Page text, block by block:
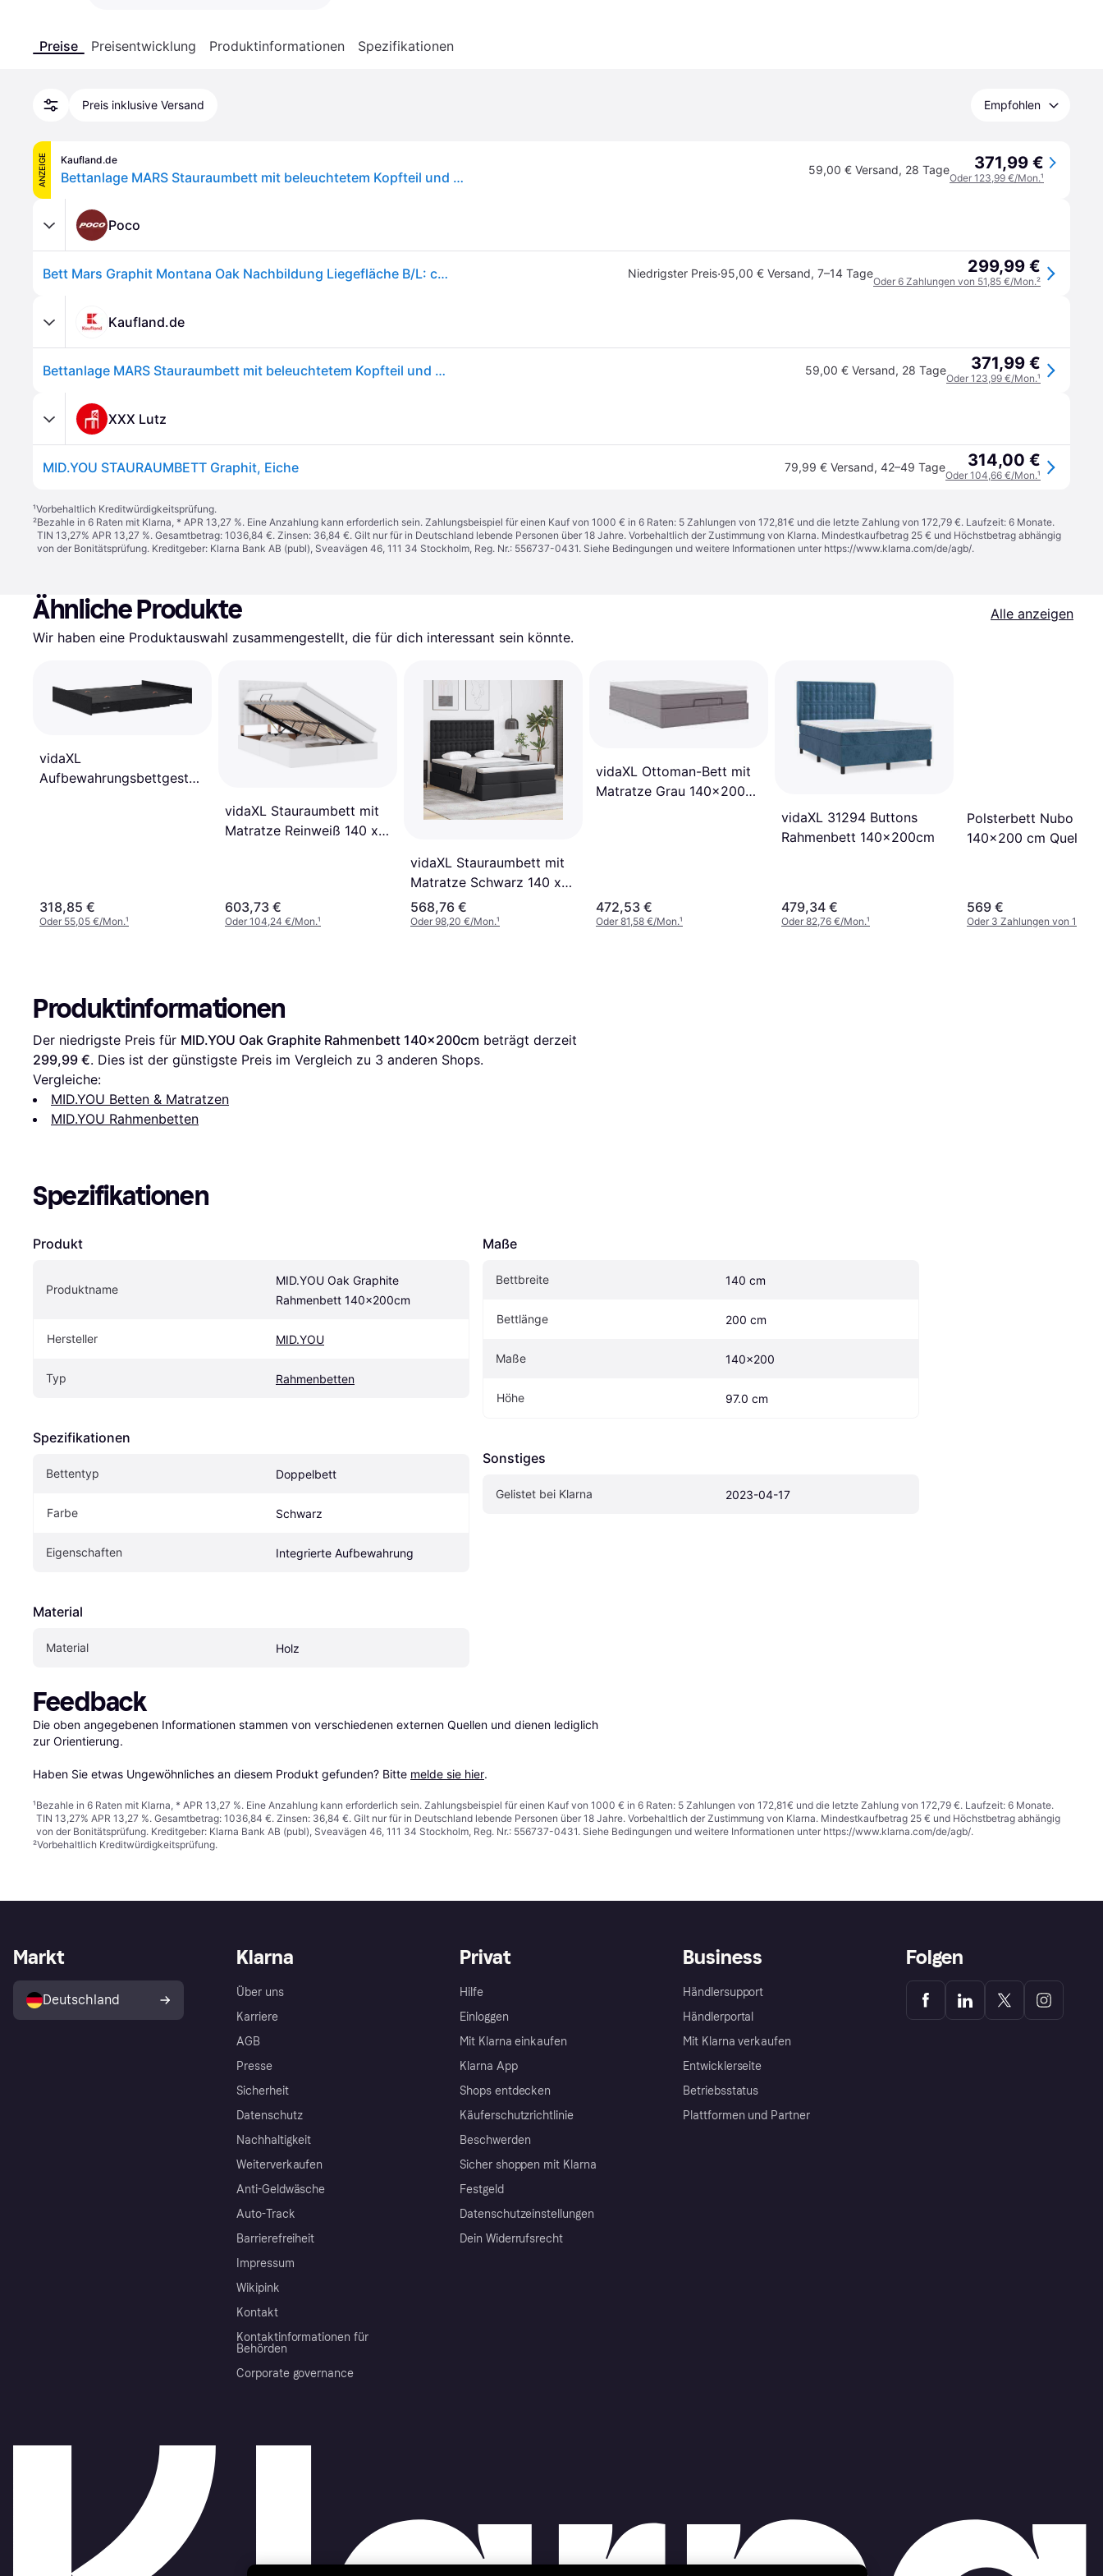
Preise Preisentwicklung Produktinformationen Spezifikationen
Preis inklusive Versand Empfohlen
ANZEIGE Kaufland.de
Bettanlage MARS Stauraumbett mit beleuchtetem Kopfteil und 2 Bettschubkästen, Holznachbildung Graphit/Montana Eiche 59,00 € Versand, 28 Tage 371,99 €
Oder 123,99 €/Mon.¹
Poco
Bett Mars Graphit Montana Oak Nachbildung Liegefläche B/L: ca. 140x200 cm Niedrigster Preis·95,00 € Versand, 7–14 Tage 299,99 €
Oder 6 Zahlungen von 51,85 €/Mon.²
Kaufland.de
Bettanlage MARS Stauraumbett mit beleuchtetem Kopfteil und 2 Bettschubkästen, Holznachbildung Graphit/Montana Eiche 59,00 € Versand, 28 Tage 371,99 €
Oder 123,99 €/Mon.¹
XXX Lutz
MID.YOU STAURAUMBETT Graphit, Eiche 79,99 € Versand, 42–49 Tage 314,00 €
Oder 104,66 €/Mon.¹
¹Vorbehaltlich Kreditwürdigkeitsprüfung.
²Bezahle in 6 Raten mit Klarna, * APR 13,27 %. Eine Anzahlung kann erforderlich sein. Zahlungsbeispiel für einen Kauf von 1000 € in 6 Raten: 5 Zahlungen von 172,81€ und die letzte Zahlung von 172,79 €. Laufzeit: 6 Monate.
TIN 13,27% APR 13,27 %. Gesamtbetrag: 1036,84 €. Zinsen: 36,84 €. Gilt nur für in Deutschland lebende Personen über 18 Jahre. Vorbehaltlich der Zustimmung von Klarna. Mindestkaufbetrag 25 € und Höchstbetrag abhängig
von der Bonitätsprüfung. Kreditgeber: Klarna Bank AB (publ), Sveavägen 46, 111 34 Stockholm, Reg. Nr.: 556737-0431. Siehe Bedingungen und weitere Informationen unter https://www.klarna.com/de/agb/.
Ähnliche Produkte
Alle anzeigen
Wir haben eine Produktauswahl zusammengestellt, die für dich interessant sein könnte.
vidaXL
Aufbewahrungsbettgestell
318,85 €
Oder 55,05 €/Mon.¹
vidaXL Stauraumbett mit
Matratze Reinweiß 140 x
603,73 €
Oder 104,24 €/Mon.¹
vidaXL Stauraumbett mit
Matratze Schwarz 140 x
200 cm Rahmenbett
568,76 €
Oder 98,20 €/Mon.¹
vidaXL Ottoman-Bett mit
Matratze Grau 140x200
472,53 €
Oder 81,58 €/Mon.¹
vidaXL 31294 Buttons
Rahmenbett 140x200cm
479,34 €
Oder 82,76 €/Mon.¹
Polsterbett Nubo
140x200 cm Quelle
569 €
Oder 3 Zahlungen von
Produktinformationen
Der niedrigste Preis für MID.YOU Oak Graphite Rahmenbett 140x200cm
299,99 €. Dies ist der günstigste Preis im Vergleich zu 3 anderen Shops.
Vergleiche:
MID.YOU Betten & Matratzen
MID.YOU Rahmenbetten
Spezifikationen
Produkt
Produktname
MID.YOU Oak Graphite
Rahmenbett 140x200cm
Hersteller MID.YOU
Typ Rahmenbetten
Spezifikationen
Bettentyp Doppelbett
Farbe Schwarz
Eigenschaften Integrierte Aufbewahrung
Material
Material Holz
Maße
Bettbreite 140 cm
Bettlänge 200 cm
Maße 140x200
Höhe 97.0 cm
Sonstiges
Gelistet bei Klarna 2023-04-17
Feedback
Die oben angegebenen Informationen stammen von verschiedenen externen Quellen und dienen lediglich
zur Orientierung.
Haben Sie etwas Ungewöhnliches an diesem Produkt gefunden? Bitte melde sie hier.
¹Bezahle in 6 Raten mit Klarna, * APR 13,27 %. Eine Anzahlung kann erforderlich sein. Zahlungsbeispiel für einen Kauf von 1000 € in 6 Raten: 5 Zahlungen von 172,81€ und die letzte Zahlung von 172,79 €. Laufzeit: 6 Monate.
TIN 13,27% APR 13,27 %. Gesamtbetrag: 1036,84 €. Zinsen: 36,84 €. Gilt nur für in Deutschland lebende Personen über 18 Jahre. Vorbehaltlich der Zustimmung von Klarna. Mindestkaufbetrag 25 € und Höchstbetrag abhängig
von der Bonitätsprüfung. Kreditgeber: Klarna Bank AB (publ), Sveavägen 46, 111 34 Stockholm, Reg. Nr.: 556737-0431. Siehe Bedingungen und weitere Informationen unter https://www.klarna.com/de/agb/.
²Vorbehaltlich Kreditwürdigkeitsprüfung.
Klarna
Über uns
Karriere
AGB
Presse
Sicherheit
Datenschutz
Nachhaltigkeit
Weiterverkaufen
Anti-Geldwäsche
Auto-Track
Barrierefreiheit
Impressum
Wikipink
Kontakt
Kontaktinformationen für
Behörden
Corporate governance
Privat
Hilfe
Einloggen
Mit Klarna einkaufen
Klarna App
Shops entdecken
Käuferschutzrichtlinie
Beschwerden
Sicher shoppen mit Klarna
Festgeld
Datenschutzeinstellungen
Dein Widerrufsrecht
Business
Händlersupport
Händlerportal
Mit Klarna verkaufen
Entwicklerseite
Betriebsstatus
Plattformen und Partner
Markt
Deutschland
Folgen